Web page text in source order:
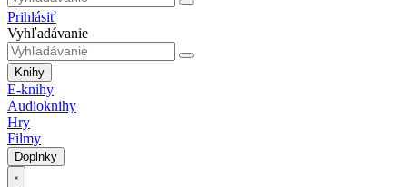
Prihlásiť
Vyhľadávanie
Knihy
E-knihy
Audioknihy
Hry
Filmy
Doplnky